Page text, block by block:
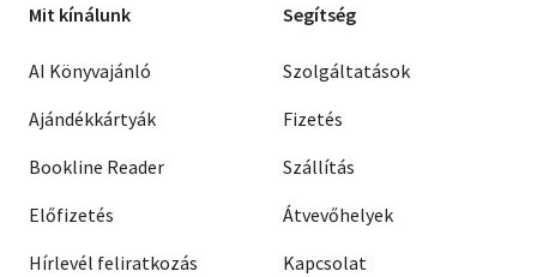
Mit kínálunk
AI Könyvajánló
Ajándékkártyák
Bookline Reader
Előfizetés
Hírlevél feliratkozás
Segítség
Szolgáltatások
Fizetés
Szállítás
Átvevőhelyek
Kapcsolat